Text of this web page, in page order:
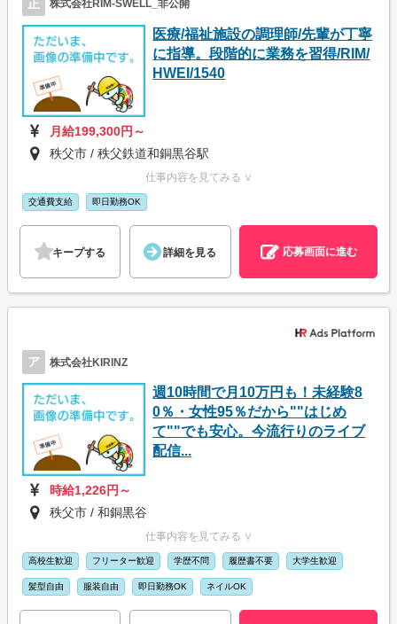
正 株式会社RIM-SWELL_非公開
医療/福祉施設の調理師/先輩が丁寧
に指導。段階的に業務を習得/RIM/
HWEI/1540
月給199,300円～
秩父市 / 秩父鉄道和銅黒谷駅
仕事内容を見てみる ∨
交通費支給 即日勤務OK
キープする 詳細を見る 応募画面に進む
ア 株式会社KIRINZ
週10時間で月10万円も！未経験8
0％・女性95％だから""はじめ
て""でも安心。今流行りのライブ
配信...
時給1,226円～
秩父市 / 和銅黒谷
仕事内容を見てみる ∨
高校生歓迎 フリーター歓迎 学歴不問 履歴書不要 大学生歓迎
髪型自由 服装自由 即日勤務OK ネイルOK